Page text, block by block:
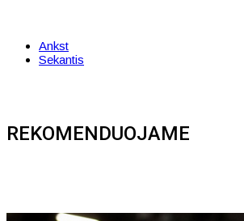
Ankst
Sekantis
REKOMENDUOJAME